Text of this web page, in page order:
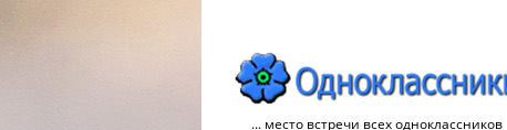
... место встречи всех одноклассников